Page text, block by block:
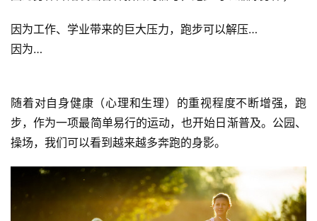
因为工作、学业带来的巨大压力，跑步可以解压…
因为…
随着对自身健康（心理和生理）的重视程度不断增强，跑
步，作为一项最简单易行的运动，也开始日渐普及。公园、
操场，我们可以看到越来越多奔跑的身影。